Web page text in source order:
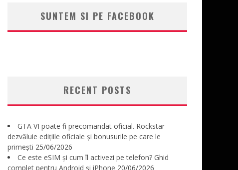
SUNTEM SI PE FACEBOOK
RECENT POSTS
GTA VI poate fi precomandat oficial. Rockstar
dezvăluie edițiile oficiale și bonusurile pe care le
primești 25/06/2026
Ce este eSIM și cum îl activezi pe telefon? Ghid
complet pentru Android și iPhone 20/06/2026